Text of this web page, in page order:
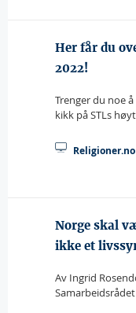
Her får du
2022!
Trenger du noe
kikk på STLs
Religioner.no
Norge skal
ikke et
Av Ingrid